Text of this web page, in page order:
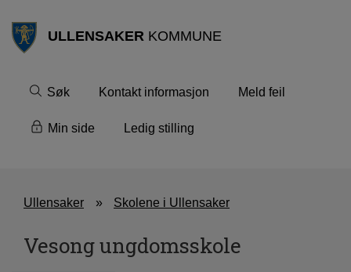
ULLENSAKERKOMMUNE
Søk Kontakt informasjon Meld feil
Min side Ledig stilling
Ullensaker Skolene i Ullensaker
Vesong ungdomsskole